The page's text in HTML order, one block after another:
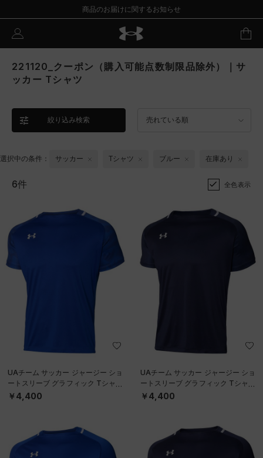
商品のお届けに関するお知らせ
221120_クーポン（購入可能点数制限品除外）｜サ
ッカー Tシャツ
絞り込み検索 売れている順
選択中の条件： サッカー Tシャツ ブルー 在庫あり
6件 全色表示
UAチーム サッカー ジャージー ショ
ートスリーブ グラフィック Tシャツ
（サッカー/MEN）
￥4,400
UAチーム サッカー ジャージー ショ
ートスリーブ グラフィック Tシャツ
（サッカー/MEN）
￥4,400